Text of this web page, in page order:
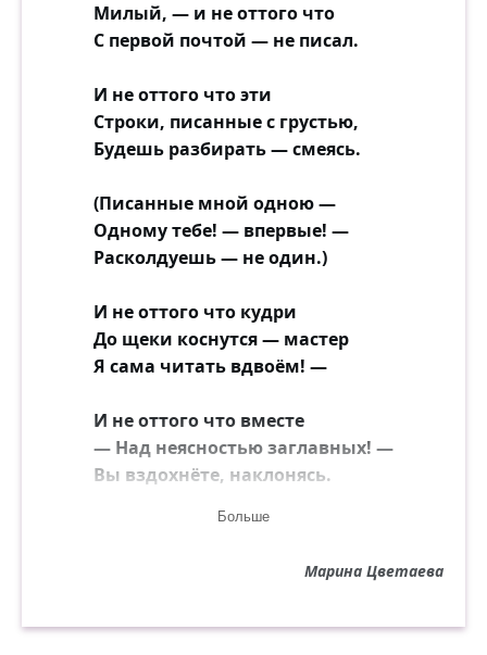
Милый, — и не оттого что
С первой почтой — не писал.
И не оттого что эти
Строки, писанные с грустью,
Будешь разбирать — смеясь.
(Писанные мной одною —
Одному тебе! — впервые! —
Расколдуешь — не один.)
И не оттого что кудри
До щеки коснутся — мастер
Я сама читать вдвоём! —
И не оттого что вместе
— Над неясностью заглавных! —
Вы вздохнёте, наклонясь.
И не оттого что дружно
Почерк, — да к тому — стихи!
Нет, дружочек! — Это проще,
Больше
Марина Цветаева